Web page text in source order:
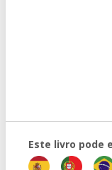
Este livro pode